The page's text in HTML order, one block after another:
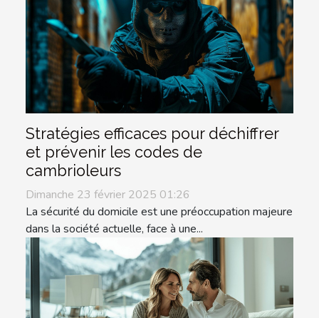
Stratégies efficaces pour déchiffrer
et prévenir les codes de
cambrioleurs
Dimanche 23 février 2025 01:26
La sécurité du domicile est une préoccupation majeure
dans la société actuelle, face à une...